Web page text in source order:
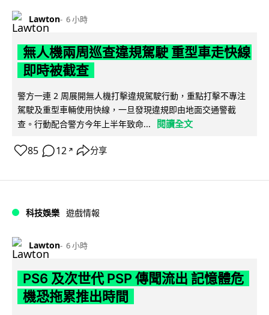
Lawton 6 小時
無人機兩周巡查違規駕駛 重型車走快線
即時被截查
警方一連 2 周展開無人機打擊違規駕駛行動，重點打擊不專注
駕駛及重型車輛使用快線，一旦發現違規即由地面交通警截
查。行動配合警方今年上半年致命...
閱讀全文
85 12 ↗ 分享
科技娛樂 遊戲情報
Lawton 6 小時
PS6 及次世代 PSP 傳聞流出 記憶體危
機恐拖累推出時間